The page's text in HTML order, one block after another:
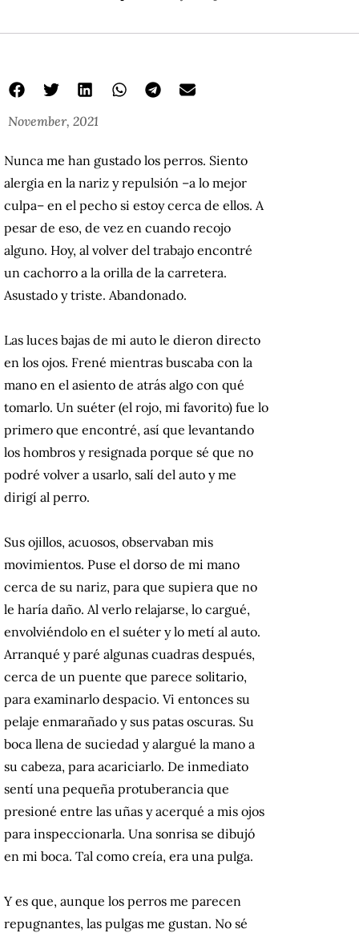
November, 2021
Nunca me han gustado los perros. Siento
alergia en la nariz y repulsión –a lo mejor
culpa– en el pecho si estoy cerca de ellos. A
pesar de eso, de vez en cuando recojo
alguno. Hoy, al volver del trabajo encontré
un cachorro a la orilla de la carretera.
Asustado y triste. Abandonado.
Las luces bajas de mi auto le dieron directo
en los ojos. Frené mientras buscaba con la
mano en el asiento de atrás algo con qué
tomarlo. Un suéter (el rojo, mi favorito) fue lo
primero que encontré, así que levantando
los hombros y resignada porque sé que no
podré volver a usarlo, salí del auto y me
dirigí al perro.
Sus ojillos, acuosos, observaban mis
movimientos. Puse el dorso de mi mano
cerca de su nariz, para que supiera que no
le haría daño. Al verlo relajarse, lo cargué,
envolviéndolo en el suéter y lo metí al auto.
Arranqué y paré algunas cuadras después,
cerca de un puente que parece solitario,
para examinarlo despacio. Vi entonces su
pelaje enmarañado y sus patas oscuras. Su
boca llena de suciedad y alargué la mano a
su cabeza, para acariciarlo. De inmediato
sentí una pequeña protuberancia que
presioné entre las uñas y acerqué a mis ojos
para inspeccionarla. Una sonrisa se dibujó
en mi boca. Tal como creía, era una pulga.
Y es que, aunque los perros me parecen
repugnantes, las pulgas me gustan. No sé